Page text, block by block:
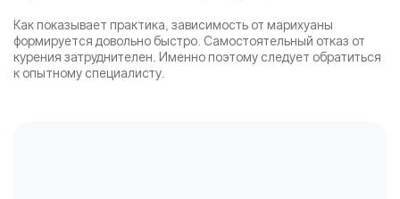
Как показывает практика, зависимость от марихуаны
формируется довольно быстро. Самостоятельный отказ от
курения затруднителен. Именно поэтому следует обратиться
к опытному специалисту.